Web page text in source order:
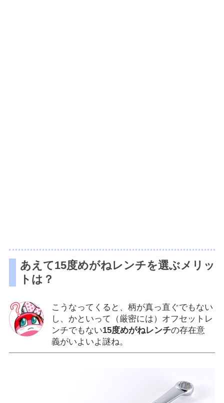
あえて15度めがねレンチを選ぶメリッ
トは？
こうなってくると、柄が真っ直ぐでもない
し、かといって（厳密には）オフセットレ
ンチでもない15度めがねレンチの存在意
義がいよいよ謎ね。